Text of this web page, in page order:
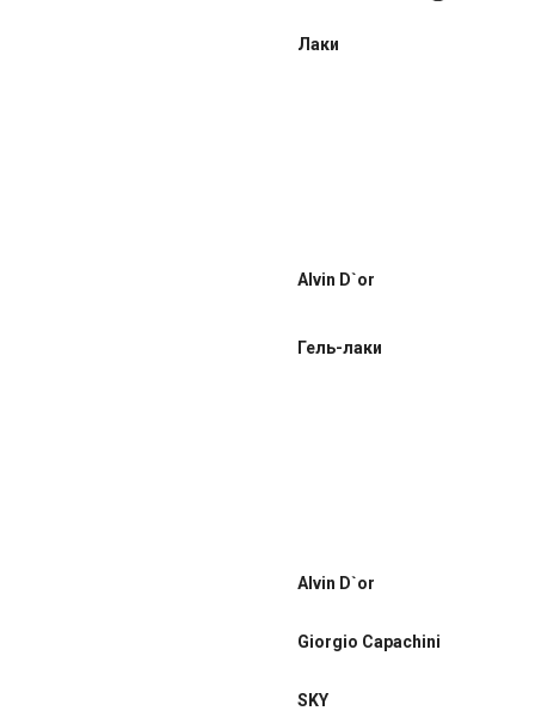
Лаки
Alvin D`or
Гель-лаки
Alvin D`or
Giorgio Capachini
SKY